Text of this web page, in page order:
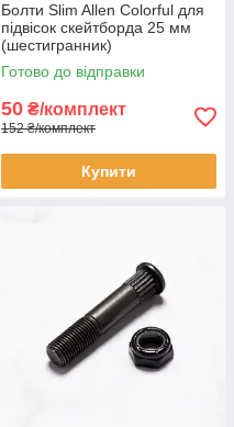
Болти Slim Allen Colorful для
підвісок скейтборда 25 мм
(шестигранник)
Готово до відправки
50 ₴/комплект
152 ₴/комплект
Купити